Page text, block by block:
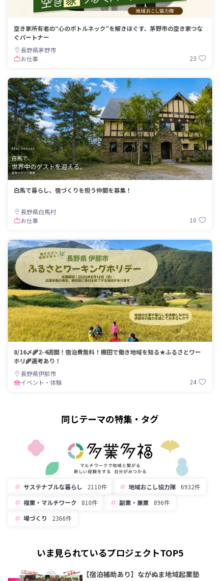
空き家所有者の“心のボトルネック”を解きほぐす、茅野市の空き家つな
ぐパートナー
長野県茅野市
お仕事
23
白馬で暮らし、宿づくりを担う仲間を募集！
長野県白馬村
お仕事
10
8/16〆🌾2-4週間！宿泊費無料！棚田で働き地域を知る★ふるさとワー
ホリ🌾選考あり！
長野県伊那市
イベント・体験
24
同じテーマの特集・タグ
サステナブルな暮らし 2110件 地域おこし協力隊
6932件
複業・マルチワーク
810件 副業・兼業
896件
場づくり
2366件
いま見られているプロジェクトTOP5
【宿泊補助あり】ながぬま地域起業塾